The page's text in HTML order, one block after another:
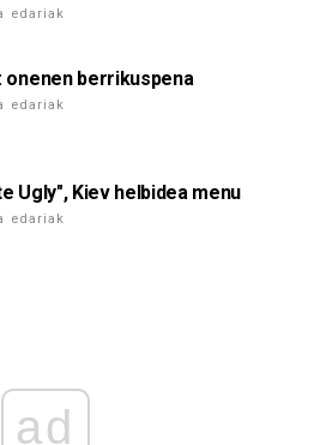
edariak
onenen berrikuspena
edariak
Ugly", Kiev helbidea menu
edariak
ad